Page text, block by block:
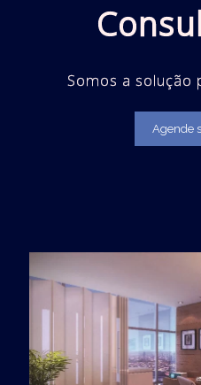
Somos a solução
Agende